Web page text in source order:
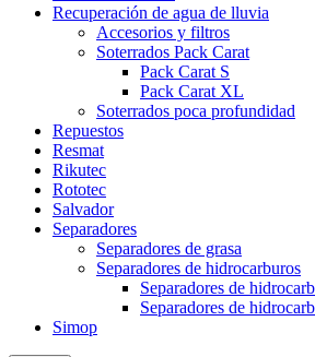
Recuperación de agua de lluvia
Accesorios y filtros
Soterrados Pack Carat
Pack Carat S
Pack Carat XL
Soterrados poca profundidad
Repuestos
Resmat
Rikutec
Rototec
Salvador
Separadores
Separadores de grasa
Separadores de hidrocarburos
Separadores de
Separadores de
Simop